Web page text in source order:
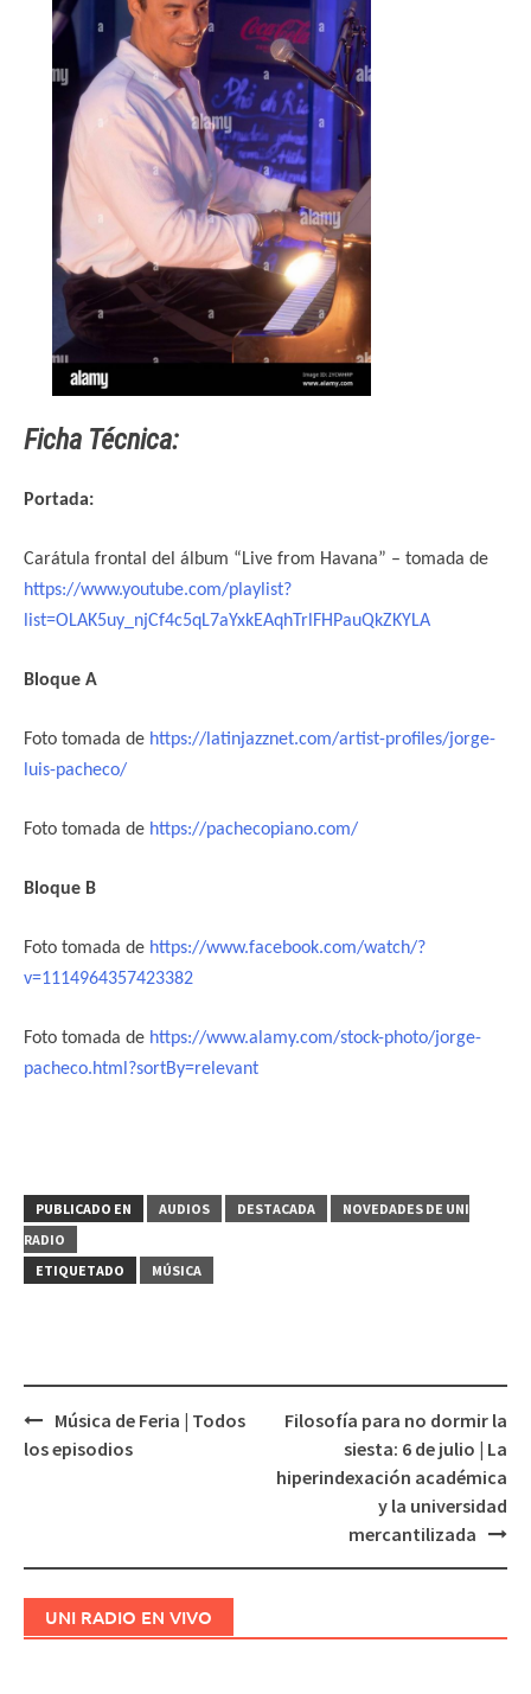
Ficha Técnica:
Portada:
Carátula frontal del álbum “Live from Havana” – tomada de
https://www.youtube.com/playlist?
list=OLAK5uy_njCf4c5qL7aYxkEAqhTrlFHPauQkZKYLA
Bloque A
Foto tomada de https://latinjazznet.com/artist-profiles/jorge-
luis-pacheco/
Foto tomada de https://pachecopiano.com/
Bloque B
Foto tomada de https://www.facebook.com/watch/?
v=1114964357423382
Foto tomada de https://www.alamy.com/stock-photo/jorge-
pacheco.html?sortBy=relevant
PUBLICADO EN AUDIOS DESTACADA
NOVEDADES DE UNI
RADIO
ETIQUETADO
MÚSICA
Navegación
Música de Feria | Todos
los episodios
Filosofía para no dormir la
siesta: 6 de julio | La
hiperindexación académica
y la universidad
mercantilizada
UNI RADIO EN VIVO